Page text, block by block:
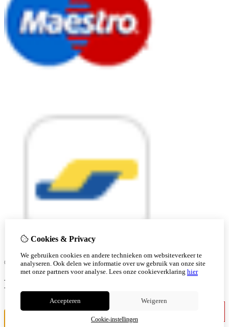
© Copyright 2026 |
Cookies & Privacy
We gebruiken cookies en andere technieken om websiteverkeer te
analyseren. Ook delen we informatie over uw gebruik van onze site
met onze partners voor analyse. Lees onze cookieverklaring hier
Accepteren Weigeren
Cookie-instellingen
Ben je 18 of ouder?